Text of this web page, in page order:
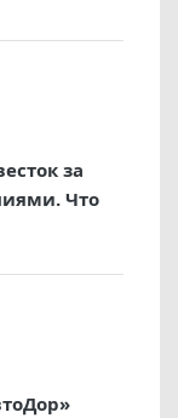
за
Что